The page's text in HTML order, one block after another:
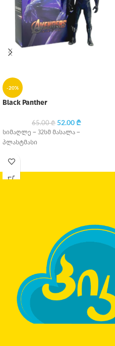
-20%
Black Panther
65.00₾ 52.00₾
სიმაღლე – 32სმ მასალა –
პლასტმასი